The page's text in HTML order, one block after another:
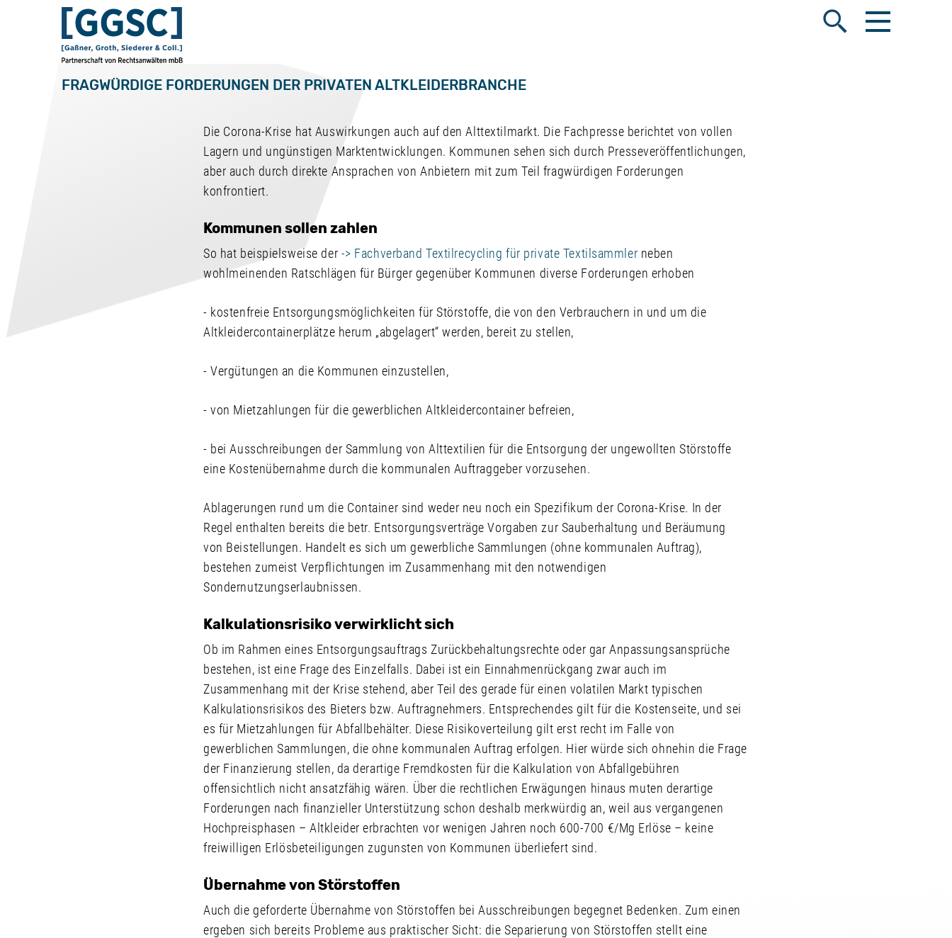
Suche öffnenMenü öffnen
FRAGWÜRDIGE FORDERUNGEN DER PRIVATEN ALTKLEIDERBRANCHE
Die Corona-Krise hat Auswirkungen auch auf den Alttextilmarkt. Die Fachpresse berichtet von vollen
Lagern und ungünstigen Marktentwicklungen. Kommunen sehen sich durch Presseveröffentlichungen,
aber auch durch direkte Ansprachen von Anbietern mit zum Teil fragwürdigen Forderungen
konfrontiert.
Kommunen sollen zahlen
So hat beispielsweise der -> Fachverband Textilrecycling für private Textilsammler neben
wohlmeinenden Ratschlägen für Bürger gegenüber Kommunen diverse Forderungen erhoben
- kostenfreie Entsorgungsmöglichkeiten für Störstoffe, die von den Verbrauchern in und um die
Altkleidercontainerplätze herum „abgelagert“ werden, bereit zu stellen,
- Vergütungen an die Kommunen einzustellen,
- von Mietzahlungen für die gewerblichen Altkleidercontainer befreien,
- bei Ausschreibungen der Sammlung von Alttextilien für die Entsorgung der ungewollten Störstoffe
eine Kostenübernahme durch die kommunalen Auftraggeber vorzusehen.
Ablagerungen rund um die Container sind weder neu noch ein Spezifikum der Corona-Krise. In der
Regel enthalten bereits die betr. Entsorgungsverträge Vorgaben zur Sauberhaltung und Beräumung
von Beistellungen. Handelt es sich um gewerbliche Sammlungen (ohne kommunalen Auftrag),
bestehen zumeist Verpflichtungen im Zusammenhang mit den notwendigen
Sondernutzungserlaubnissen.
Kalkulationsrisiko verwirklicht sich
Ob im Rahmen eines Entsorgungsauftrags Zurückbehaltungsrechte oder gar Anpassungsansprüche
bestehen, ist eine Frage des Einzelfalls. Dabei ist ein Einnahmenrückgang zwar auch im
Zusammenhang mit der Krise stehend, aber Teil des gerade für einen volatilen Markt typischen
Kalkulationsrisikos des Bieters bzw. Auftragnehmers. Entsprechendes gilt für die Kostenseite, und sei
es für Mietzahlungen für Abfallbehälter. Diese Risikoverteilung gilt erst recht im Falle von
gewerblichen Sammlungen, die ohne kommunalen Auftrag erfolgen. Hier würde sich ohnehin die Frage
der Finanzierung stellen, da derartige Fremdkosten für die Kalkulation von Abfallgebühren
offensichtlich nicht ansatzfähig wären. Über die rechtlichen Erwägungen hinaus muten derartige
Forderungen nach finanzieller Unterstützung schon deshalb merkwürdig an, weil aus vergangenen
Hochpreisphasen – Altkleider erbrachten vor wenigen Jahren noch 600-700 €/Mg Erlöse – keine
freiwilligen Erlösbeteiligungen zugunsten von Kommunen überliefert sind.
Übernahme von Störstoffen
Auch die geforderte Übernahme von Störstoffen bei Ausschreibungen begegnet Bedenken. Zum einen
ergeben sich bereits Probleme aus praktischer Sicht: die Separierung von Störstoffen stellt eine